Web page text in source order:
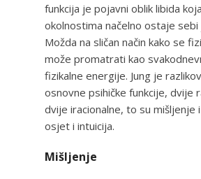
funkcija je pojavni oblik libida
okolnostima načelno ostaje sebi
Možda na sličan način kako se
može promatrati kao
fizikalne energije. Jung je
osnovne psihičke funkcije, dvije
dvije iracionalne, to su mišljenje
osjet i intuicija.
Mišljenje